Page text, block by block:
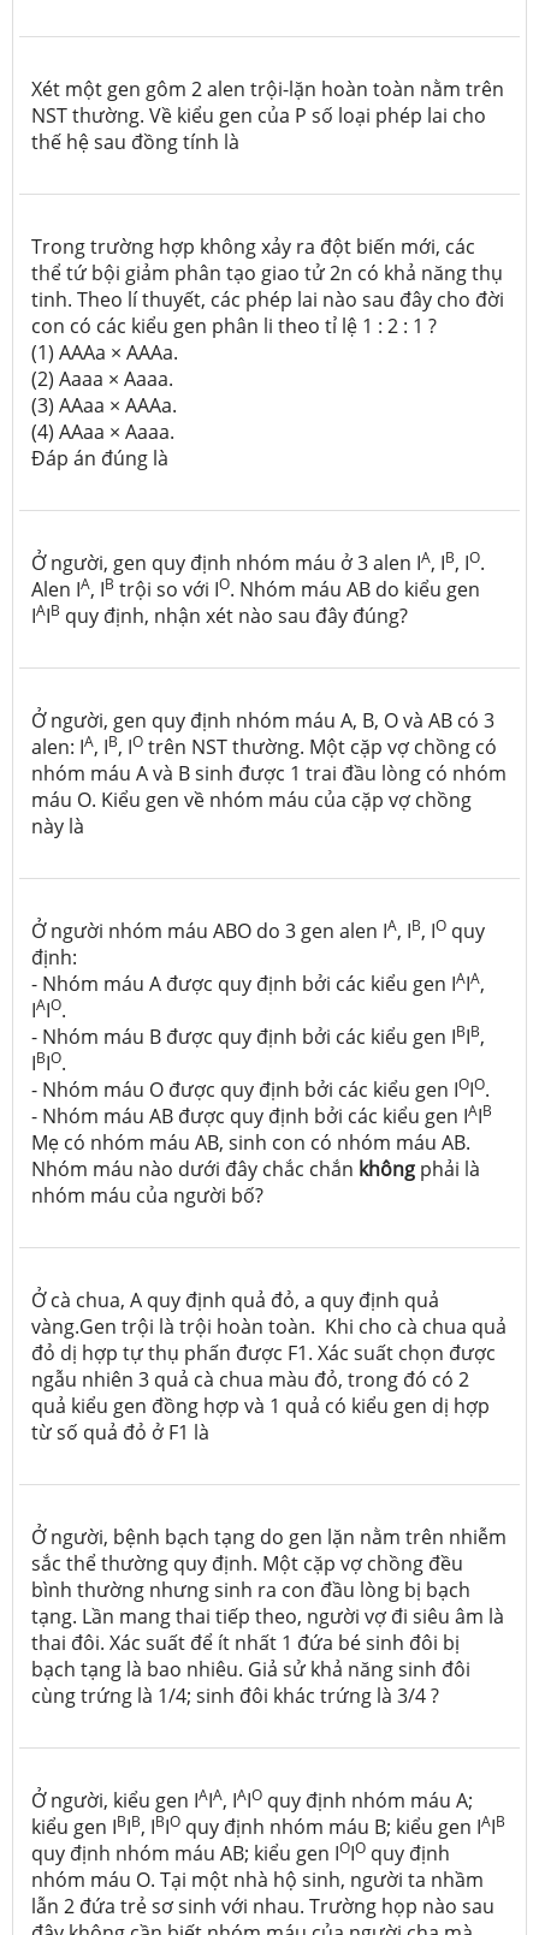
Xét một gen gôm 2 alen trội-lặn hoàn toàn nằm trên
NST thường. Về kiểu gen của P số loại phép lai cho
thế hệ sau đồng tính là
Trong trường hợp không xảy ra đột biến mới, các
thể tứ bội giảm phân tạo giao tử 2n có khả năng thụ
tinh. Theo lí thuyết, các phép lai nào sau đây cho đời
con có các kiểu gen phân li theo tỉ lệ 1 : 2 : 1 ?
(1) AAAa × AAAa.
(2) Aaaa × Aaaa.
(3) AAaa × AAAa.
(4) AAaa × Aaaa.
Đáp án đúng là
Ở người, gen quy định nhóm máu ở 3 alen IA, IB, IO.
Alen IA, IB trội so với IO. Nhóm máu AB do kiểu gen
IAIB quy định, nhận xét nào sau đây đúng?
Ở người, gen quy định nhóm máu A, B, O và AB có 3
alen: IA, IB, IO trên NST thường. Một cặp vợ chồng có
nhóm máu A và B sinh được 1 trai đầu lòng có nhóm
máu O. Kiểu gen về nhóm máu của cặp vợ chồng
này là
Ở người nhóm máu ABO do 3 gen alen IA, IB, IO quy
định:
- Nhóm máu A được quy định bởi các kiểu gen IAIA,
IAIO.
- Nhóm máu B được quy định bởi các kiểu gen IBIB,
IBIO.
- Nhóm máu O được quy định bởi các kiểu gen IOIO.
- Nhóm máu AB được quy định bởi các kiểu gen IAIB
Mẹ có nhóm máu AB, sinh con có nhóm máu AB.
Nhóm máu nào dưới đây chắc chắn không phải là
nhóm máu của người bố?
Ở cà chua, A quy định quả đỏ, a quy định quả
vàng.Gen trội là trội hoàn toàn. Khi cho cà chua quả
đỏ dị hợp tự thụ phấn được F1. Xác suất chọn được
ngẫu nhiên 3 quả cà chua màu đỏ, trong đó có 2
quả kiểu gen đồng hợp và 1 quả có kiểu gen dị hợp
từ số quả đỏ ở F1 là
Ở người, bệnh bạch tạng do gen lặn nằm trên nhiễm
sắc thể thường quy định. Một cặp vợ chồng đều
bình thường nhưng sinh ra con đầu lòng bị bạch
tạng. Lần mang thai tiếp theo, người vợ đi siêu âm là
thai đôi. Xác suất để ít nhất 1 đứa bé sinh đôi bị
bạch tạng là bao nhiêu. Giả sử khả năng sinh đôi
cùng trứng là 1/4; sinh đôi khác trứng là 3/4 ?
Ở người, kiểu gen IAIA, IAIO quy định nhóm máu A;
kiểu gen IBIB, IBIO quy định nhóm máu B; kiểu gen IAIB
quy định nhóm máu AB; kiểu gen IOIO quy định
nhóm máu O. Tại một nhà hộ sinh, người ta nhầm
lẫn 2 đứa trẻ sơ sinh với nhau. Trường họp nào sau